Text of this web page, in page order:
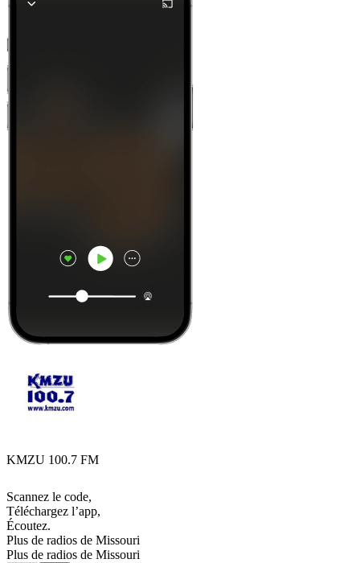
KMZU 100.7 FM
Scannez le code,
Téléchargez l’app,
Écoutez.
Plus de radios de Missouri
Plus de radios de Missouri